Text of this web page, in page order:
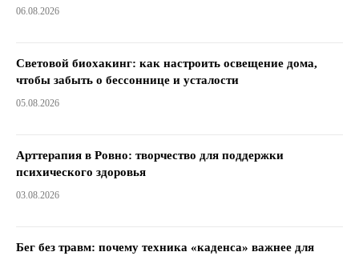
06.08.2026
Световой биохакинг: как настроить освещение дома,
чтобы забыть о бессоннице и усталости
05.08.2026
Арттерапия в Ровно: творчество для поддержки
психического здоровья
03.08.2026
Бег без травм: почему техника «каденса» важнее для